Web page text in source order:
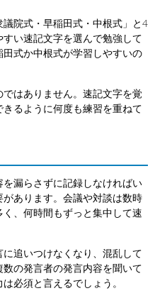
院式・早稲田式・中根式」と4
い速記文字を選んで勉強して
式か中根式が学習しやすいの
はありません。速記文字を覚
るように何度も練習を重ねて
漏らさずに記録しなければい
あります。会議や対談は数時
、何時間もずっと集中して速
追いつけなくなり、混乱して
の発言者の発言内容を聞いて
必須と言えるでしょう。